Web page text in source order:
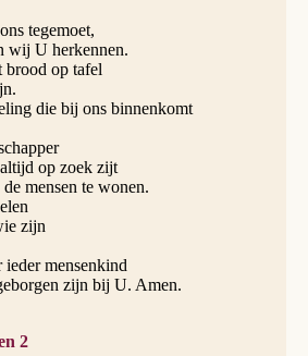
tegemoet,
wij U herkennen.
brood op tafel
die bij ons binnenkomt
op zoek zijt
mensen te wonen.
zijn
ieder mensenkind
zijn bij U. Amen.
2